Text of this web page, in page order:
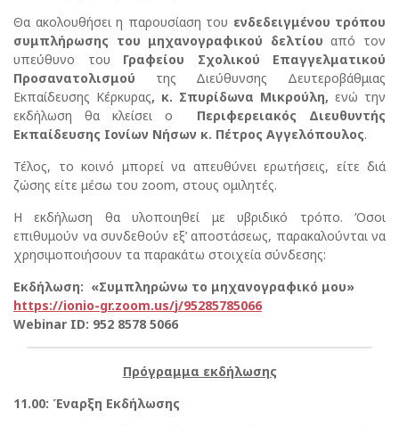
Θα ακολουθήσει η παρουσίαση του ενδεδειγμένου τρόπου
συμπλήρωσης του μηχανογραφικού δελτίου από τον
υπεύθυνο του Γραφείου Σχολικού Επαγγελματικού
Προσανατολισμού της Διεύθυνσης Δευτεροβάθμιας
Εκπαίδευσης Κέρκυρας, κ. Σπυρίδωνα Μικρούλη, ενώ την
εκδήλωση θα κλείσει ο Περιφερειακός Διευθυντής
Εκπαίδευσης Ιονίων Νήσων κ. Πέτρος Αγγελόπουλος.
Τέλος, το κοινό μπορεί να απευθύνει ερωτήσεις, είτε διά
ζώσης είτε μέσω του zoom, στους ομιλητές.
Η εκδήλωση θα υλοποιηθεί με υβριδικό τρόπο. Όσοι
επιθυμούν να συνδεθούν εξ’ αποστάσεως, παρακαλούνται να
χρησιμοποιήσουν τα παρακάτω στοιχεία σύνδεσης:
Εκδήλωση: «Συμπληρώνω το μηχανογραφικό μου»
https://ionio-gr.zoom.us/j/95285785066
Webinar ID: 952 8578 5066
Πρόγραμμα εκδήλωσης
11.00: Έναρξη Εκδήλωσης